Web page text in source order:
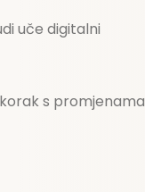
uče digitalni
s promjenama